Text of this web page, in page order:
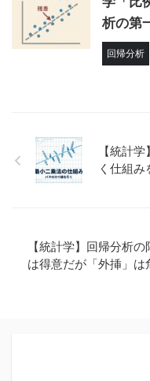
析の第
回帰分析
【統計
く仕組
【統計学】回帰分析の
は得意だが「外挿」は